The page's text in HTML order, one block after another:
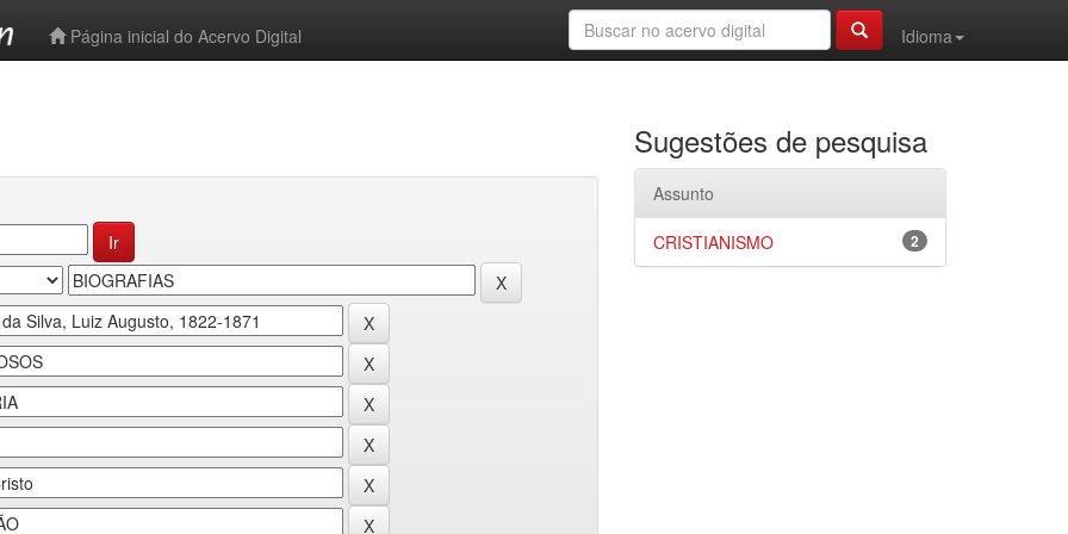
Página inicial do Acervo Digital
Idioma
Sugestões de pesquisa
Assunto
2
CRISTIANISMO